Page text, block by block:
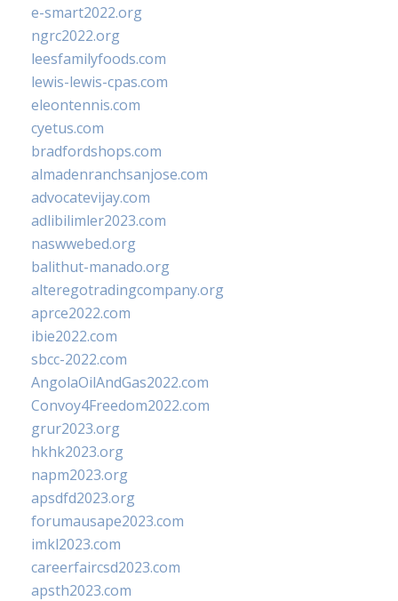
e-smart2022.org
ngrc2022.org
leesfamilyfoods.com
lewis-lewis-cpas.com
eleontennis.com
cyetus.com
bradfordshops.com
almadenranchsanjose.com
advocatevijay.com
adlibilimler2023.com
naswwebed.org
balithut-manado.org
alteregotradingcompany.org
aprce2022.com
ibie2022.com
sbcc-2022.com
AngolaOilAndGas2022.com
Convoy4Freedom2022.com
grur2023.org
hkhk2023.org
napm2023.org
apsdfd2023.org
forumausape2023.com
imkl2023.com
careerfaircsd2023.com
apsth2023.com